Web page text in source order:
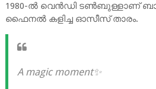
1980-ല്‍ വെന്‍ഡി ടണ്‍ബുള്ളാണ്
ഫൈനല്‍ കളിച്ച ഓസീസ് താരം.
A magic moment✨